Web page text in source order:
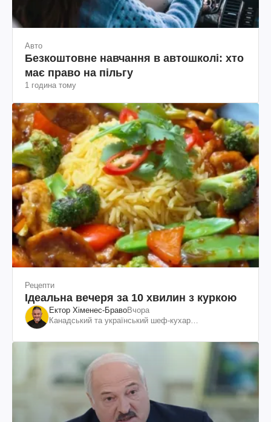
Авто
Безкоштовне навчання в автошколі: хто
має право на пільгу
1 година тому
Рецепти
Ідеальна вечеря за 10 хвилин з куркою
Ектор Хіменес-БравоВчора
Канадський та український шеф-кухар